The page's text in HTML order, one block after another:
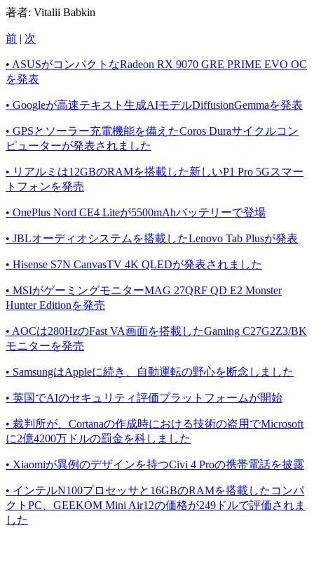
著者: Vitalii Babkin
前 | 次
• ASUSがコンパクトなRadeon RX 9070 GRE PRIME EVO OC
を発表
• Googleが高速テキスト生成AIモデルDiffusionGemmaを発表
• GPSとソーラー充電機能を備えたCoros Duraサイクルコン
ピューターが発表されました
• リアルミは12GBのRAMを搭載した新しいP1 Pro 5Gスマー
トフォンを発売
• OnePlus Nord CE4 Liteが5500mAhバッテリーで登場
• JBLオーディオシステムを搭載したLenovo Tab Plusが発表
• Hisense S7N CanvasTV 4K QLEDが発表されました
• MSIがゲーミングモニターMAG 27QRF QD E2 Monster
Hunter Editionを発売
• AOCは280HzのFast VA画面を搭載したGaming C27G2Z3/BK
モニターを発売
• SamsungはAppleに続き、自動運転の野心を断念しました
• 英国でAIのセキュリティ評価プラットフォームが開始
• 裁判所が、Cortanaの作成時における技術の盗用でMicrosoft
に2億4200万ドルの罰金を科しました
• Xiaomiが異例のデザインを持つCivi 4 Proの携帯電話を披露
• インテルN100プロセッサと16GBのRAMを搭載したコンパ
クトPC、GEEKOM Mini Air12の価格が249ドルで評価されま
した